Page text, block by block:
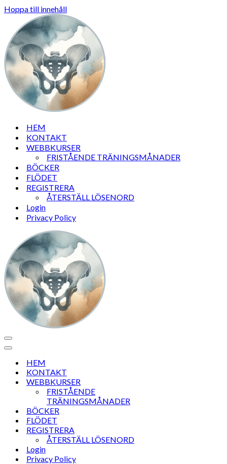
Hoppa till innehåll
HEM
KONTAKT
WEBBKURSER
FRISTÅENDE TRÄNINGSMÅNADER
BÖCKER
FLÖDET
REGISTRERA
ÅTERSTÄLL LÖSENORD
Login
Privacy Policy
Navigeringsmeny
Navigeringsmeny
HEM
KONTAKT
WEBBKURSER
FRISTÅENDE
TRÄNINGSMÅNADER
BÖCKER
FLÖDET
REGISTRERA
ÅTERSTÄLL LÖSENORD
Login
Privacy Policy